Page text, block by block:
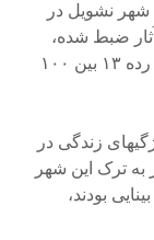
شهر نشویل در
با آثار ضبط شده،
نام اوربیسن را در رده ۳۷ لیست خود قرار داد و در سال ۲۰۰۸ این مجله او را در رده ۱۳ بین ۱۰۰
زندگی در
به ترک این شهر
بودند،